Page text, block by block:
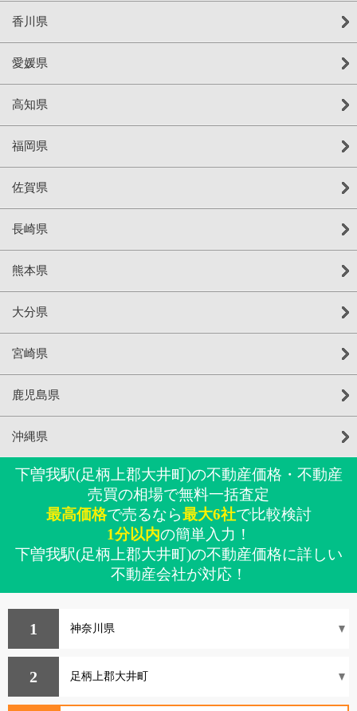
香川県
愛媛県
高知県
福岡県
佐賀県
長崎県
熊本県
大分県
宮崎県
鹿児島県
沖縄県
下曽我駅(足柄上郡大井町)の不動産価格・不動産
売買の相場で無料一括査定
最高価格で売るなら最大6社で比較検討
1分以内の簡単入力！
下曽我駅(足柄上郡大井町)の不動産価格に詳しい
不動産会社が対応！
1
2